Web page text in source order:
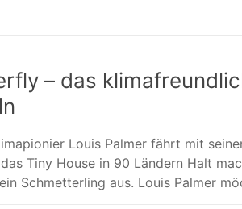
– das
Louis Palmer fährt mit
Tiny House in 90 Ländern Halt
Schmetterling aus. Louis Palmer